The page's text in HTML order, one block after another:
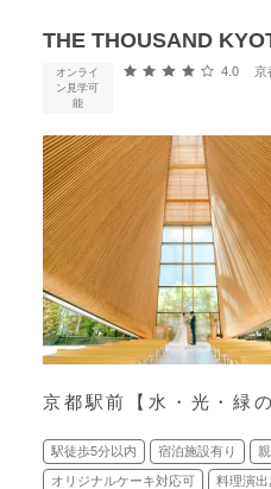
THE THOUSAND
オンライ
ン見学可
能
口コミ
4.0 京
京都駅前【水・光・緑
駅徒歩5分以内 宿泊施設有り
オリジナルケーキ対応可 料理演出